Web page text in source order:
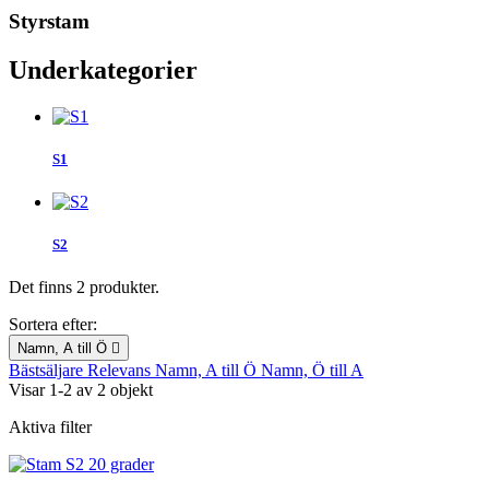
Styrstam
Underkategorier
S1
S2
Det finns 2 produkter.
Sortera efter:
Namn, A till Ö 
Bästsäljare Relevans Namn, A till Ö Namn, Ö till A
Visar 1-2 av 2 objekt
Aktiva filter